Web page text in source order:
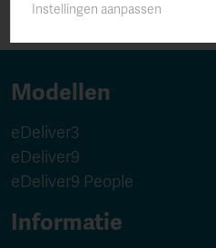
Modellen
eDeliver3
eDeliver9
eDeliver9 People
Informatie
Instellingen aanpassen